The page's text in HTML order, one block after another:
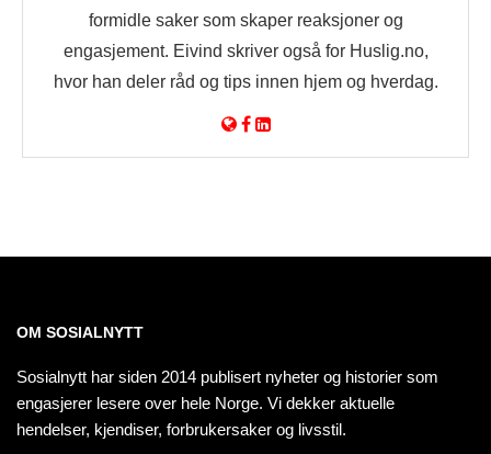
formidle saker som skaper reaksjoner og
engasjement. Eivind skriver også for Huslig.no,
hvor han deler råd og tips innen hjem og hverdag.
OM SOSIALNYTT
Sosialnytt har siden 2014 publisert nyheter og historier som
engasjerer lesere over hele Norge. Vi dekker aktuelle
hendelser, kjendiser, forbrukersaker og livsstil.